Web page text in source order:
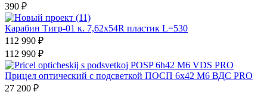
390 ₽
Карабин Тигр-01 к. 7,62х54R пластик L=530
112 990 ₽
112 990 ₽
Прицел оптический с подсветкой ПОСП 6х42 М6 ВДС PRO
27 200 ₽